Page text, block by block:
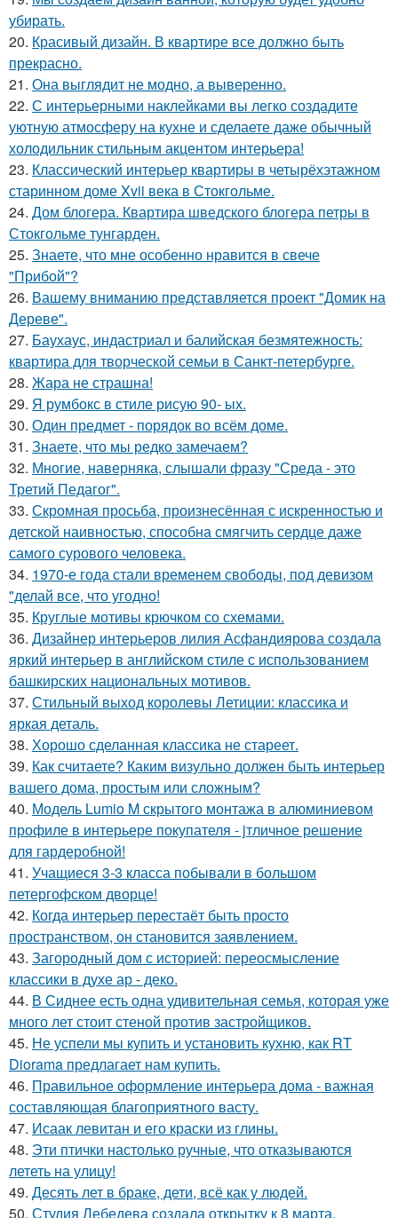
убирать.
20. Красивый дизайн. В квартире все должно быть
прекрасно.
21. Она выглядит не модно, а выверенно.
22. С интерьерными наклейками вы легко создадите
уютную атмосферу на кухне и сделаете даже обычный
холодильник стильным акцентом интерьера!
23. Классический интерьер квартиры в четырёхэтажном
старинном доме Xvii века в Стокгольме.
24. Дом блогера. Квартира шведского блогера петры в
Стокгольме тунгарден.
25. Знаете, что мне особенно нравится в свече
"Прибой"?
26. Вашему вниманию представляется проект "Домик на
Дереве".
27. Баухаус, индастриал и балийская безмятежность:
квартира для творческой семьи в Санкт-петербурге.
28. Жара не страшна!
29. Я румбокс в стиле рисую 90- ых.
30. Один предмет - порядок во всём доме.
31. Знаете, что мы редко замечаем?
32. Многие, наверняка, слышали фразу "Среда - это
Третий Педагог".
33. Скромная просьба, произнесённая с искренностью и
детской наивностью, способна смягчить сердце даже
самого сурового человека.
34. 1970-е года стали временем свободы, под девизом
"делай все, что угодно!
35. Круглые мотивы крючком со схемами.
36. Дизайнер интерьеров лилия Асфандиярова создала
яркий интерьер в английском стиле с использованием
башкирских национальных мотивов.
37. Стильный выход королевы Летиции: классика и
яркая деталь.
38. Хорошо сделанная классика не стареет.
39. Как считаете? Каким визульно должен быть интерьер
вашего дома, простым или сложным?
40. Модель Lumio M скрытого монтажа в алюминиевом
профиле в интерьере покупателя - jтличное решение
для гардеробной!
41. Учащиеся 3-3 класса побывали в большом
петергофском дворце!
42. Когда интерьер перестаёт быть просто
пространством, он становится заявлением.
43. Загородный дом с историей: переосмысление
классики в духе ар - деко.
44. В Сиднее есть одна удивительная семья, которая уже
много лет стоит стеной против застройщиков.
45. Не успели мы купить и установить кухню, как RT
Diorama предлагает нам купить.
46. Правильное оформление интерьера дома - важная
составляющая благоприятного васту.
47. Исаак левитан и его краски из глины.
48. Эти птички настолько ручные, что отказываются
лететь на улицу!
49. Десять лет в браке, дети, всё как у людей.
50. Студия Лебедева создала открытку к 8 марта,